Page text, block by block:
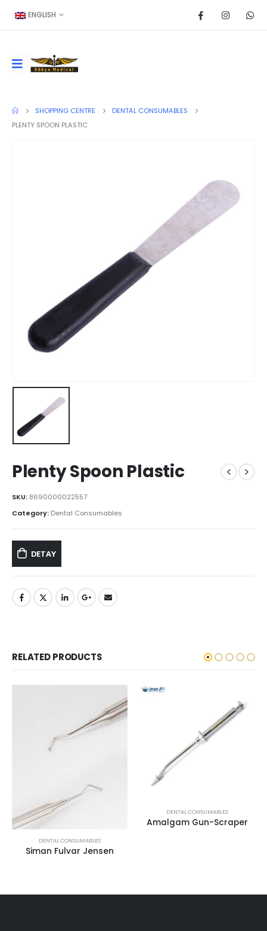
ENGLISH
SHOPPING CENTRE
DENTAL CONSUMABLES
PLENTY SPOON PLASTIC
Plenty Spoon Plastic
SKU: 8690000022557
Category: Dental Consumables
DETAY
RELATED PRODUCTS
DENTAL CONSUMABLES
Siman Fulvar Jensen
DENTAL CONSUMABLES
Amalgam Gun-Scraper